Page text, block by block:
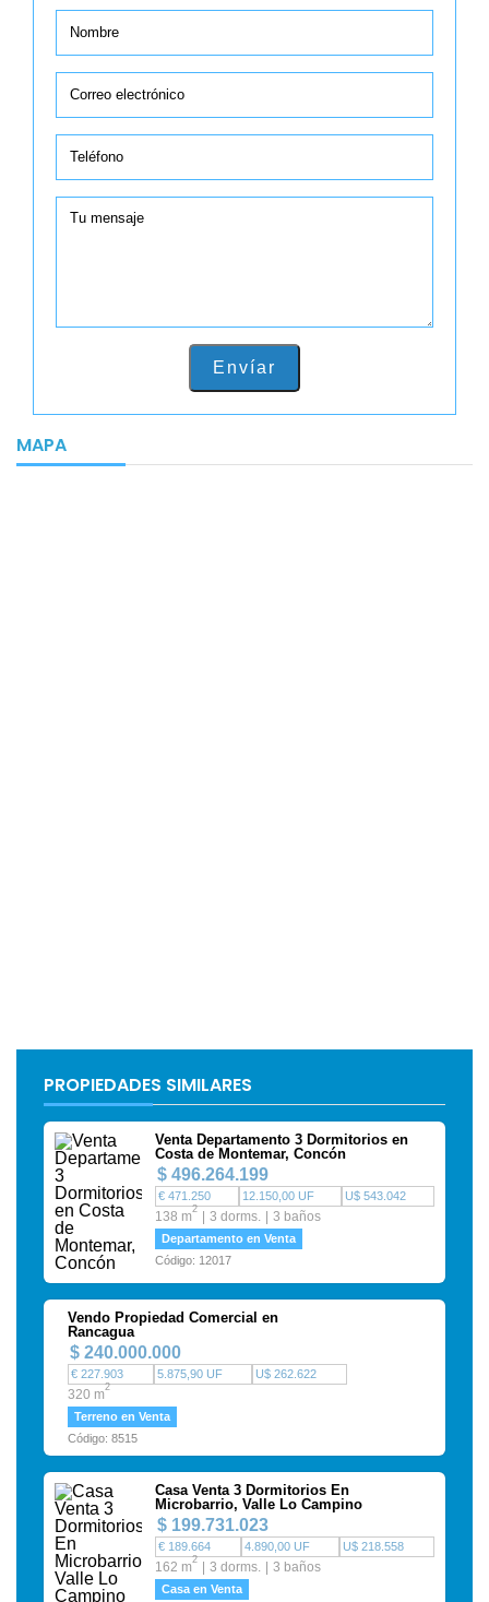
Envíar
MAPA
PROPIEDADES SIMILARES
Venta Departamento 3 Dormitorios en
Costa de Montemar, Concón
$ 496.264.199
€ 471.250 12.150,00 UF U$ 543.042
138 m2 3 dorms. 3 baños
Departamento en Venta
Código: 12017
Vendo Propiedad Comercial en
Rancagua
$ 240.000.000
€ 227.903 5.875,90 UF U$ 262.622
320 m2
Terreno en Venta
Código: 8515
Casa Venta 3 Dormitorios En
Microbarrio, Valle Lo Campino
$ 199.731.023
€ 189.664 4.890,00 UF U$ 218.558
162 m2 3 dorms. 3 baños
Casa en Venta